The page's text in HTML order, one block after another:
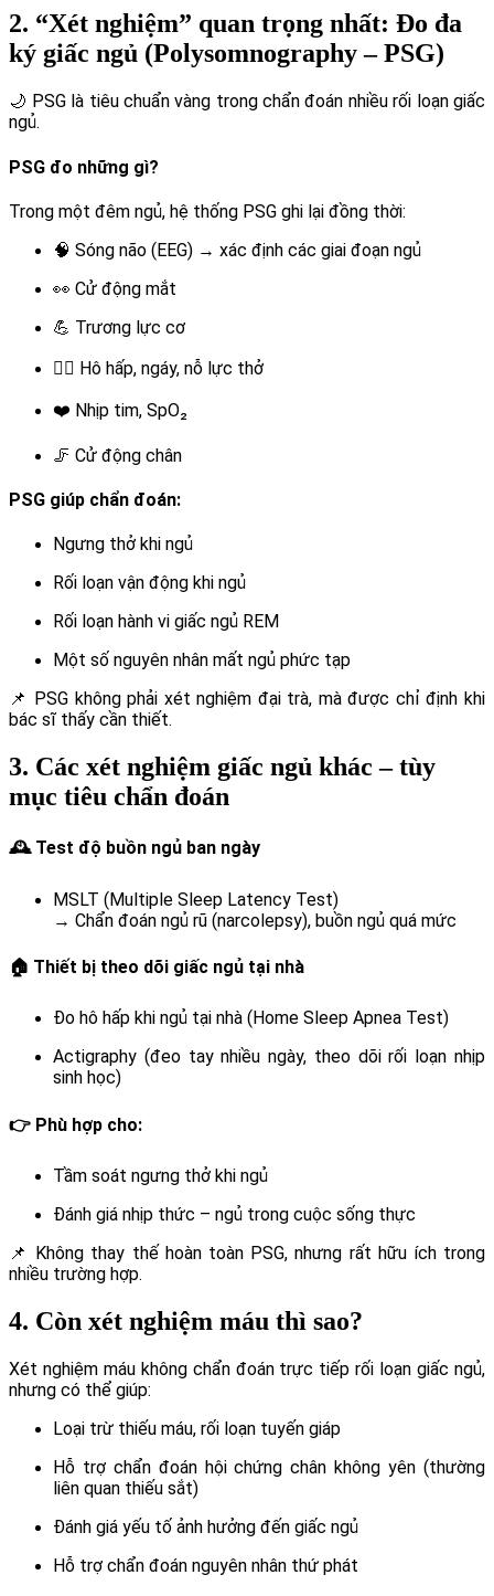
2. “Xét nghiệm” quan trọng nhất: Đo đa
ký giấc ngủ (Polysomnography – PSG)
🌙 PSG là tiêu chuẩn vàng trong chẩn đoán nhiều rối loạn giấc
ngủ.
PSG đo những gì?
Trong một đêm ngủ, hệ thống PSG ghi lại đồng thời:
🧠 Sóng não (EEG) → xác định các giai đoạn ngủ
👀 Cử động mắt
💪 Trương lực cơ
😮‍💨 Hô hấp, ngáy, nỗ lực thở
❤️ Nhịp tim, SpO₂
🦵 Cử động chân
PSG giúp chẩn đoán:
Ngưng thở khi ngủ
Rối loạn vận động khi ngủ
Rối loạn hành vi giấc ngủ REM
Một số nguyên nhân mất ngủ phức tạp
📌 PSG không phải xét nghiệm đại trà, mà được chỉ định khi
bác sĩ thấy cần thiết.
3. Các xét nghiệm giấc ngủ khác – tùy
mục tiêu chẩn đoán
🕰️ Test độ buồn ngủ ban ngày
MSLT (Multiple Sleep Latency Test)
→ Chẩn đoán ngủ rũ (narcolepsy), buồn ngủ quá mức
🏠 Thiết bị theo dõi giấc ngủ tại nhà
Đo hô hấp khi ngủ tại nhà (Home Sleep Apnea Test)
Actigraphy (đeo tay nhiều ngày, theo dõi rối loạn nhịp
sinh học)
👉 Phù hợp cho:
Tầm soát ngưng thở khi ngủ
Đánh giá nhịp thức – ngủ trong cuộc sống thực
📌 Không thay thế hoàn toàn PSG, nhưng rất hữu ích trong
nhiều trường hợp.
4. Còn xét nghiệm máu thì sao?
Xét nghiệm máu không chẩn đoán trực tiếp rối loạn giấc ngủ,
nhưng có thể giúp:
Loại trừ thiếu máu, rối loạn tuyến giáp
Hỗ trợ chẩn đoán hội chứng chân không yên (thường
liên quan thiếu sắt)
Đánh giá yếu tố ảnh hưởng đến giấc ngủ
Hỗ trợ chẩn đoán nguyên nhân thứ phát